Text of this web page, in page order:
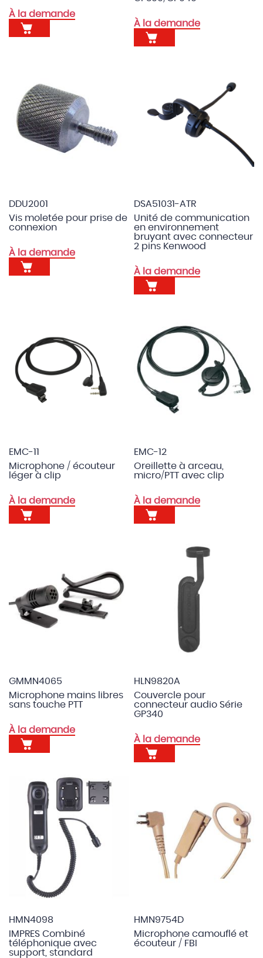
À la demande
À la demande
DDU2001
Vis moletée pour prise de
connexion
À la demande
DSA51031-ATR
Unité de communication
en environnement
bruyant avec connecteur
2 pins Kenwood
À la demande
EMC-11
Microphone / écouteur
léger à clip
À la demande
EMC-12
Oreillette à arceau,
micro/PTT avec clip
À la demande
GMMN4065
Microphone mains libres
sans touche PTT
À la demande
HLN9820A
Couvercle pour
connecteur audio Série
GP340
À la demande
HMN4098
IMPRES Combiné
téléphonique avec
support, standard
HMN9754D
Microphone camouflé et
écouteur / FBI